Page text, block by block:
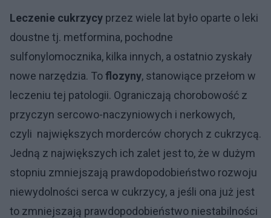
Leczenie cukrzycy przez wiele lat było oparte o leki
doustne tj. metformina, pochodne
sulfonylomocznika, kilka innych, a ostatnio zyskały
nowe narzędzia. Toflozyny, stanowiące przełom w
leczeniu tej patologii. Ograniczają chorobowość z
przyczyn sercowo-naczyniowych i nerkowych,
czyli największych morderców chorych z cukrzycą.
Jedną z największych ich zalet jest to, że w dużym
stopniu zmniejszają prawdopodobieństwo rozwoju
niewydolności serca w cukrzycy, a jeśli ona już jest
to zmniejszają prawdopodobieństwo niestabilności